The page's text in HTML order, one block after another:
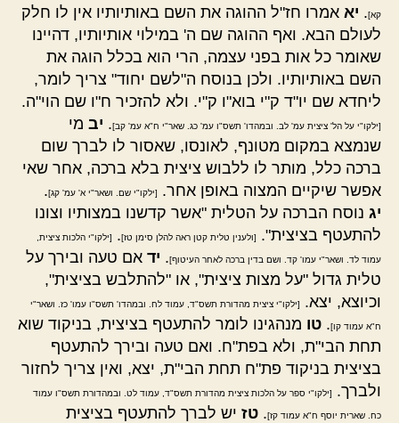
קא]. יא אמרו חז"ל ההוגה את השם באותיותיו אין לו חלק
לעולם הבא. ואף ההוגה שם ה' במילוי אותיותיו, דהיינו
שאומר כל אות בפני עצמה, הרי הוא בכלל הוגה את
השם באותיותיו. ולכן בנוסח ה"לשם יחוד" צריך לומר,
ליחדא שם יו"ד ק"י בוא"ו ק"י. ולא להזכיר ח"ו שם הוי"ה.
[ילקו"י על הל' ציצית עמ' לב. ובמהדו' תשס"ו עמ' כג. שאר"י ח"א עמ' קב]. יב מי
שנמצא במקום מטונף, לאונסו, שאסור לו לברך שום
ברכה כלל, מותר לו ללבוש ציצית בלא ברכה, אחר שאי
אפשר שיקיים המצוה באופן אחר.
[ילקו"י שם. ושאר"י א' עמ' קג].
יג נוסח הברכה על הטלית "אשר קדשנו במצותיו וצונו
להתעטף בציצית".
[ולענין טלית קטן ראה להלן סימן טז]. [ילקו"י הלכות ציצית,
עמוד לד. ושאר"י עמו' קד. ושם בדין ברכה לאחר העיטוף]. יד אם טעה ובירך על
טלית גדול "על מצות ציצית", או "להתלבש בציצית",
וכיוצא, יצא.
[ילקו"י ציצית מהדורת תשס"ד, עמוד לח. ובמהדו' תשס"ו עמו' כז. ושאר"י
ח"א עמוד קו]. טו מנהגינו לומר להתעטף בציצית, בניקוד שוא
תחת הבי"ת, ולא בפת"ח. ואם טעה ובירך להתעטף
בציצית בניקוד פת"ח תחת הבי"ת, יצא, ואין צריך לחזור
ולברך.
[ילקו"י ספר על הלכות ציצית מהדורת תשס"ד, עמוד לט. ובמהדורת תשס"ו עמוד
כח. שארית יוסף ח"א עמוד קז]. טז יש לברך להתעטף בציצית